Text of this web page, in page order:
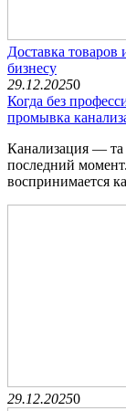
Доставка товаров
бизнесу
29.12.20250
Когда без
промывка
Канализация — та
последний
воспринимается
29.12.20250